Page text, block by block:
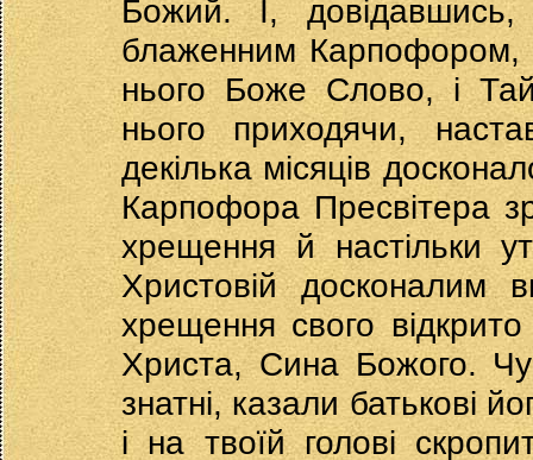
Божий. І,
блаженним Карпофором,
нього Боже Слово, і
нього приходячи,
декілька місяців
Карпофора Пресвітера
хрещення й настільки
Христовій досконалим
хрещення свого
Христа, Сина Божого.
знатні, казали батькові
і на твоїй голові